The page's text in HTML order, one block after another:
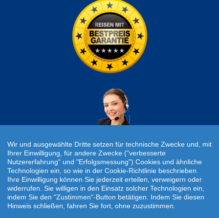
Individuelle Reiseanfrage!
Travelcheck © 2026
Startseite| AGB | Kontakt|Impressum
Wir und ausgewählte Dritte setzen für technische Zwecke und, mit
Ihrer Einwilligung, für andere Zwecke ("verbesserte
Nutzererfahrung" und "Erfolgsmessung") Cookies und ähnliche
Technologien ein, so wie in der Cookie-Richtlinie beschrieben.
Ihre Einwilligung können Sie jederzeit erteilen, verweigern oder
widerrufen. Sie willigen in den Einsatz solcher Technologien ein,
indem Sie den "Zustimmen"-Button betätigen. Indem Sie diesen
Hinweis schließen, fahren Sie fort, ohne zuzustimmen.